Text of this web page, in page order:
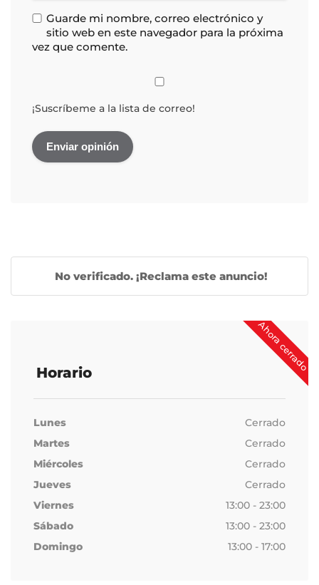
Guarde mi nombre, correo electrónico y
sitio web en este navegador para la próxima
vez que comente.
¡Suscríbeme a la lista de correo!
No verificado. ¡Reclama este anuncio!
Ahora cerrado
Horario
Lunes
Cerrado
Martes
Cerrado
Miércoles
Cerrado
Jueves
Cerrado
Viernes
13:00 - 23:00
Sábado
13:00 - 23:00
Domingo
13:00 - 17:00